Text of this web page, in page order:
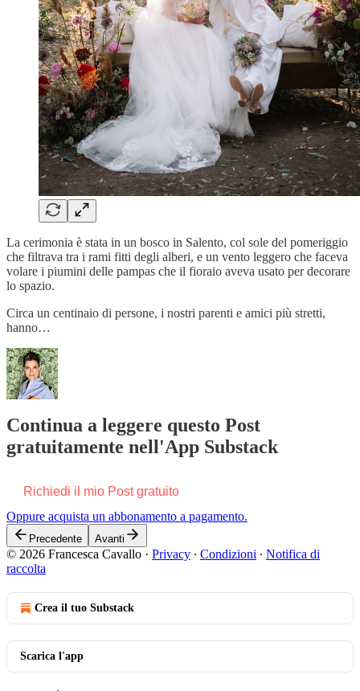
La cerimonia è stata in un bosco in Salento, col sole del pomeriggio
che filtrava tra i rami fitti degli alberi, e un vento leggero che faceva
volare i piumini delle pampas che il fioraio aveva usato per decorare
lo spazio.
Circa un centinaio di persone, i nostri parenti e amici più stretti,
hanno…
Continua a leggere questo Post
gratuitamente nell'App Substack
Richiedi il mio Post gratuito
Oppure acquista un abbonamento a pagamento.
Precedente Avanti
© 2026 Francesca Cavallo · Privacy ∙ Condizioni ∙ Notifica di
raccolta
Crea il tuo Substack
Scarica l'app